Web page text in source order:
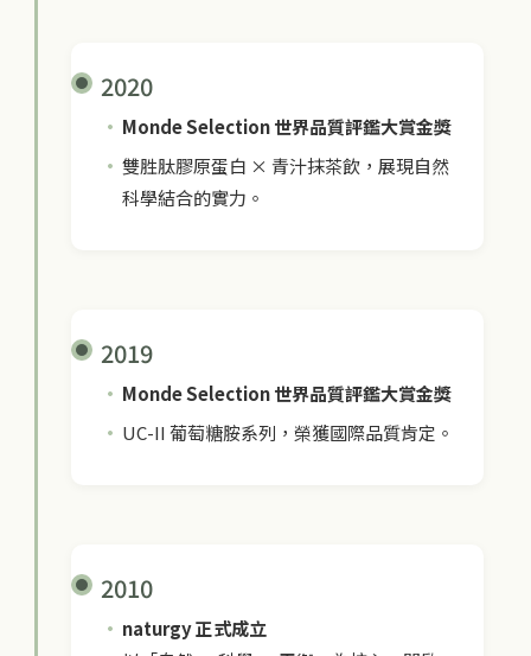
2020
Monde Selection 世界品質評鑑大賞金獎
雙胜肽膠原蛋白 × 青汁抹茶飲，展現自然
科學結合的實力。
2019
Monde Selection 世界品質評鑑大賞金獎
UC-II 葡萄糖胺系列，榮獲國際品質肯定。
2010
naturgy 正式成立